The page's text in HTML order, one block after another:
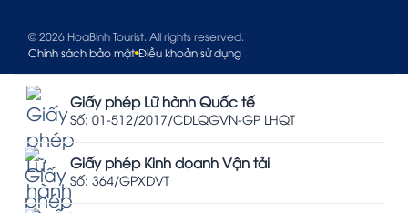
© 2026 HoaBinh Tourist. All rights reserved.
Chính sách bảo mật Điều khoản sử dụng
Giấy phép Lữ hành Quốc tế
Số: 01-512/2017/CDLQGVN-GP LHQT
Giấy phép Kinh doanh Vận tải
Số: 364/GPXDVT